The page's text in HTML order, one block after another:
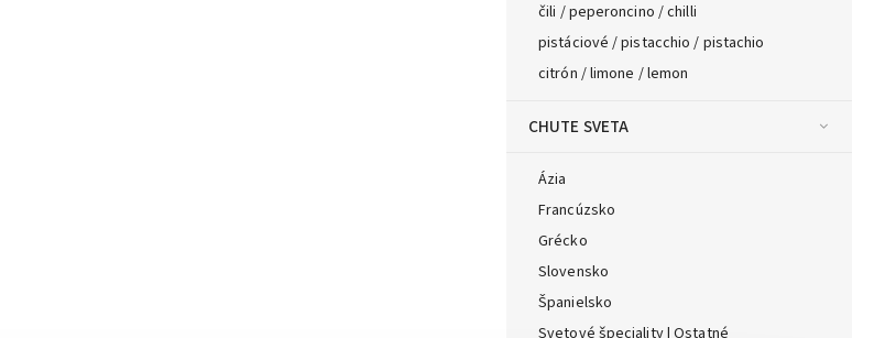
čili / peperoncino / chilli
pistáciové / pistacchio / pistachio
citrón / limone / lemon
CHUTE SVETA
Ázia
Francúzsko
Grécko
Slovensko
Španielsko